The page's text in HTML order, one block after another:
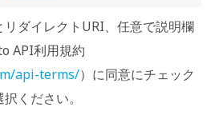
リダイレクトURI、任意で説明欄
API利用規約
api-terms/）に同意にチェック
ください。